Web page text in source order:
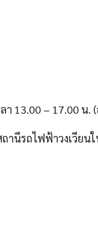
13.00 – 17.00 น.
ถานีรถไฟฟ้าวงเวีย